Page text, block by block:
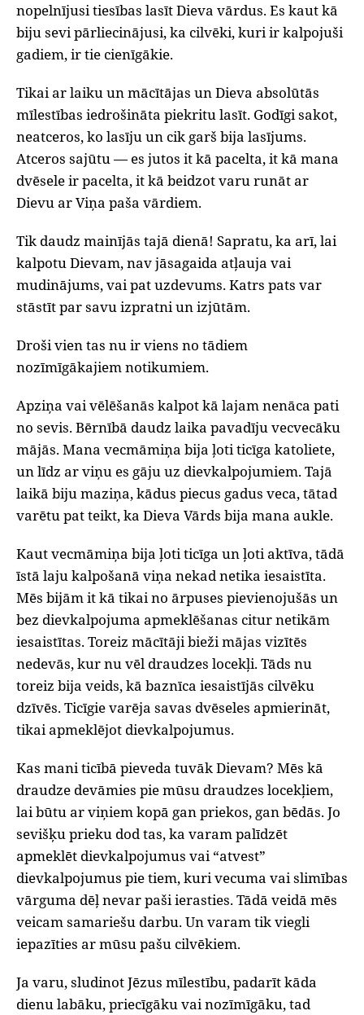
nopelnījusi tiesības lasīt Dieva vārdus. Es kaut kā
biju sevi pārliecinājusi, ka cilvēki, kuri ir kalpojuši
gadiem, ir tie cienīgākie.
Tikai ar laiku un mācītājas un Dieva absolūtās
mīlestības iedrošināta piekritu lasīt. Godīgi sakot,
neatceros, ko lasīju un cik garš bija lasījums.
Atceros sajūtu — es jutos it kā pacelta, it kā mana
dvēsele ir pacelta, it kā beidzot varu runāt ar
Dievu ar Viņa paša vārdiem.
Tik daudz mainījās tajā dienā! Sapratu, ka arī, lai
kalpotu Dievam, nav jāsagaida atļauja vai
mudinājums, vai pat uzdevums. Katrs pats var
stāstīt par savu izpratni un izjūtām.
Droši vien tas nu ir viens no tādiem
nozīmīgākajiem notikumiem.
Apziņa vai vēlēšanās kalpot kā lajam nenāca pati
no sevis. Bērnībā daudz laika pavadīju vecvecāku
mājās. Mana vecmāmiņa bija ļoti ticīga katoliete,
un līdz ar viņu es gāju uz dievkalpojumiem. Tajā
laikā biju maziņa, kādus piecus gadus veca, tātad
varētu pat teikt, ka Dieva Vārds bija mana aukle.
Kaut vecmāmiņa bija ļoti ticīga un ļoti aktīva, tādā
īstā laju kalpošanā viņa nekad netika iesaistīta.
Mēs bijām it kā tikai no ārpuses pievienojušās un
bez dievkalpojuma apmeklēšanas citur netikām
iesaistītas. Toreiz mācītāji bieži mājas vizītēs
nedevās, kur nu vēl draudzes locekļi. Tāds nu
toreiz bija veids, kā baznīca iesaistījās cilvēku
dzīvēs. Ticīgie varēja savas dvēseles apmierināt,
tikai apmeklējot dievkalpojumus.
Kas mani ticībā pieveda tuvāk Dievam? Mēs kā
draudze devāmies pie mūsu draudzes locekļiem,
lai būtu ar viņiem kopā gan priekos, gan bēdās. Jo
sevišķu prieku dod tas, ka varam palīdzēt
apmeklēt dievkalpojumus vai “atvest”
dievkalpojumus pie tiem, kuri vecuma vai slimības
vārguma dēļ nevar paši ierasties. Tādā veidā mēs
veicam samariešu darbu. Un varam tik viegli
iepazīties ar mūsu pašu cilvēkiem.
Ja varu, sludinot Jēzus mīlestību, padarīt kāda
dienu labāku, priecīgāku vai nozīmīgāku, tad